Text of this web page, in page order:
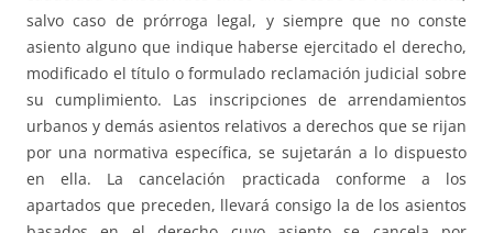
salvo caso de prórroga legal, y siempre que no conste
asiento alguno que indique haberse ejercitado el derecho,
modificado el título o formulado reclamación judicial sobre
su cumplimiento. Las inscripciones de arrendamientos
urbanos y demás asientos relativos a derechos que se rijan
por una normativa específica, se sujetarán a lo dispuesto
en ella. La cancelación practicada conforme a los
apartados que preceden, llevará consigo la de los asientos